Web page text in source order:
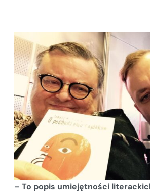
– To popis umiejętności